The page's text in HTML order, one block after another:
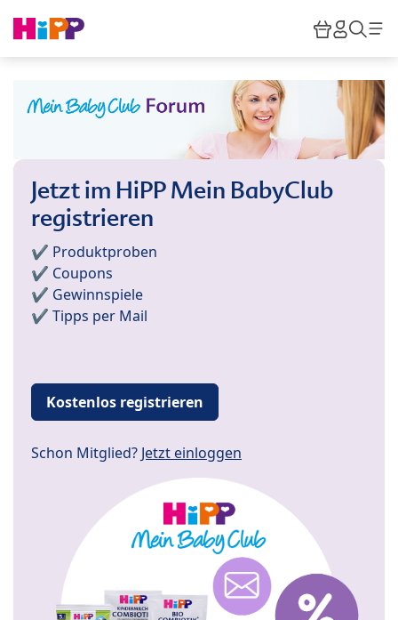
HiPP
Jetzt im HiPP Mein BabyClub
registrieren
✔️ Produktproben
✔️ Coupons
✔️ Gewinnspiele
✔️ Tipps per Mail
Kostenlos registrieren
Schon Mitglied? Jetzt einloggen